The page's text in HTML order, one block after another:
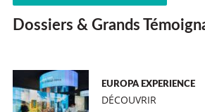
Dossiers & Grands
EUROPA EXPERIENCE
DÉCOUVRIR